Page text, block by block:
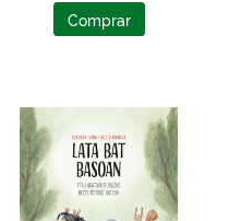
Comprar